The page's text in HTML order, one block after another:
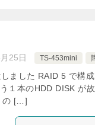
25日 TS-453mini
ました RAID 5 で構
１本のHDD DISK が
の […]